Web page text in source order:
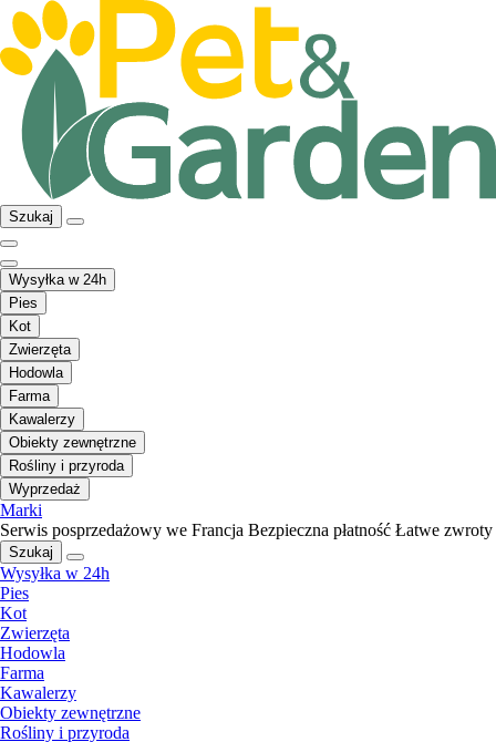
Szukaj
Wysyłka w 24h
Pies
Kot
Zwierzęta
Hodowla
Farma
Kawalerzy
Obiekty zewnętrzne
Rośliny i przyroda
Wyprzedaż
Marki
Serwis posprzedażowy we Francja Bezpieczna płatność Łatwe zwroty
Szukaj
Wysyłka w 24h
Pies
Kot
Zwierzęta
Hodowla
Farma
Kawalerzy
Obiekty zewnętrzne
Rośliny i przyroda